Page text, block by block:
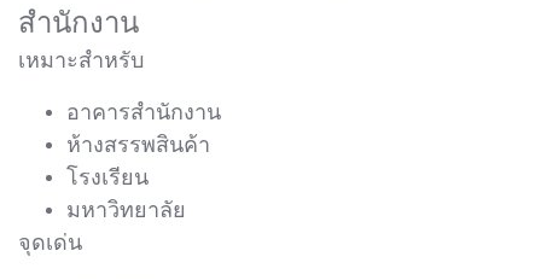
สำนักงาน
เหมาะสำหรับ
อาคารสำนักงาน
ห้างสรรพสินค้า
โรงเรียน
มหาวิทยาลัย
จุดเด่น